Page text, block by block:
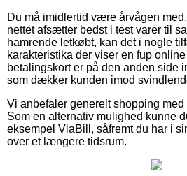
Du må imidlertid være årvågen
nettet afsætter bedst i test varer til
hamrende letkøbt, kan det i nogle
karakteristika der viser en fup
betalingskort er på den anden side
som dækker kunden imod
Vi anbefaler generelt shopping
Som en alternativ mulighed kunne
eksempel ViaBill, såfremt du har i
over et længere tidsrum.